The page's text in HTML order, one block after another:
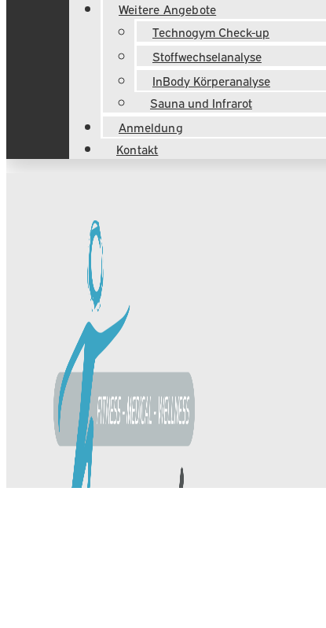
Weitere Angebote
Technogym Check-up
Stoffwechselanalyse
InBody Körperanalyse
Sauna und Infrarot
Anmeldung
Kontakt